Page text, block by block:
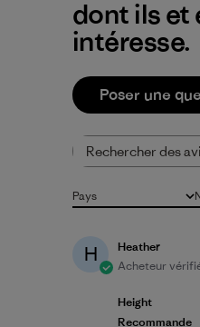
dont ils et
intéresse.
Poser une
Pays
Tous
H
Heather
Acheteur
Height
Recommande